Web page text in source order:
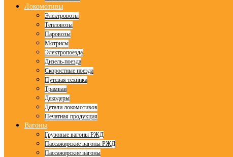
Локомотивы
Электровозы
Тепловозы
Паровозы
Мотрисы
Электропоезда
Дизель-поезда
Скоростные поезда
Путевая техника
Трамваи
Декодеры
Детали локомотивов
Печатная продукция
Вагоны
Грузовые вагоны РЖД
Пассажирские вагоны РЖД
Пассажирские вагоны